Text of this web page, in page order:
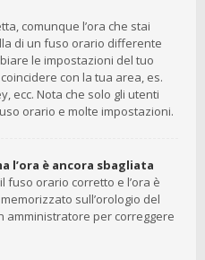
comunque l’ora che stai
di un fuso orario differente
le impostazioni del tuo
con la tua area, es.
ecc. Nota che solo gli utenti
orario e molte impostazioni.
l’ora è ancora sbagliata
fuso orario corretto e l’ora è
sull’orologio del
amministratore per correggere